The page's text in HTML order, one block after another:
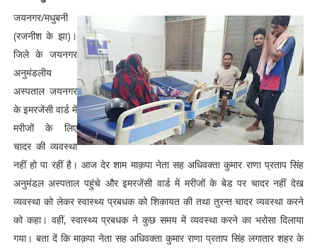
जयनगर/मधुबनी
(रजनीश के झा)।
जिले के जयनगर
अनुमंडलीय
अस्पताल जयनगर
के इमरजेंसी वार्ड में
मरीजों के लिए
चादर की व्यवस्था
नहीं हो पा रहीं है। आज देर शाम माक़पा नेता सह अधिवक्ता कुमार राणा प्रताप सिंह
अनुमंडल अस्पताल पहुंचे और इमरजेंसी वार्ड में मरीजों के बेड पर चादर नहीं देख
व्यवस्था को लेकर स्वास्थ्य प्रबधक को शिकायत की तथा तुरन्त चादर व्यवस्था करने
को कहा। वहीं, स्वास्थ्य प्रबधक ने कुछ समय में व्यवस्था करने का भरोसा दिलाया
गया। बता दें कि माक़पा नेता सह अधिवक्ता कुमार राणा प्रताप सिंह लगातार शहर के